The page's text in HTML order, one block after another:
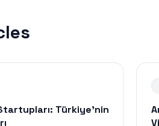
Türkiye'nin